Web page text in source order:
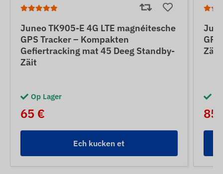
Juneo TK905-E 4G LTE magnéitesche
GPS Tracker – Kompakten
Gefiertracking mat 45 Deeg Standby-
Zäit
Op Lager
65 €
Ech kucken et
Zäit
85